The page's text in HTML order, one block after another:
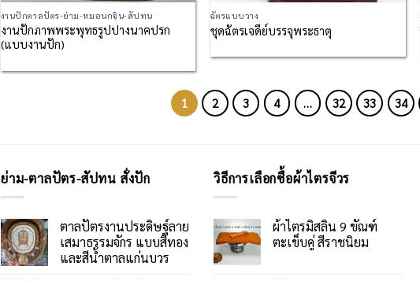
งานปักตาลปัตร-ย่าม-หมอนกฐิน-สัปทน
งานปักภาพพระพุทธรูปปางนาคปรก
(แบบงานปัก)
ฉัตรแบบวาง
ชุดฉัตรเจดีย์บรรจุพระธาตุ
1 2 3 4 … 32 33 34
ย่าม-ตาลปัตร-สัปทน สั่งปัก
ตาลปัตรงานประดิษฐ์ลาย
เสมาธรรมจักร แบบสีทอง
และสีน้ำตาลแก่นบวร
วิธีการเลือกซื้อผ้าไตรจีวร
ผ้าไตรมิสลิน 9 ขัณฑ์
ตะเข็บคู่ สีราชนิยม